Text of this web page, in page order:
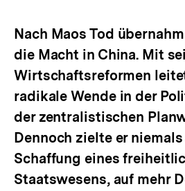
Nach Maos Tod
die Macht in China. Mit
Wirtschaftsreformen
radikale Wende in der
der zentralistischen
Dennoch zielte er
Schaffung eines
Staatswesens, auf mehr